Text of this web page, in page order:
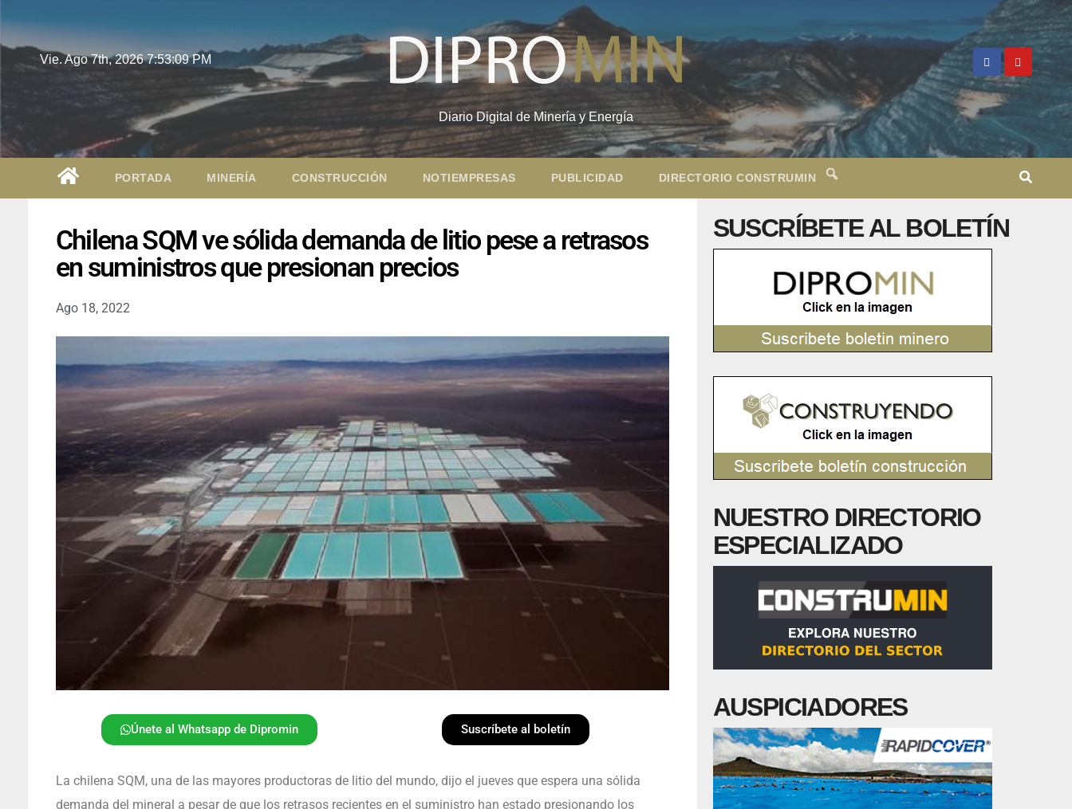
Vie. Ago 7th, 20267:53:10 PM
Diario Digital de Minería y Energía
PORTADA MINERÍA CONSTRUCCIÓN NOTIEMPRESAS PUBLICIDAD DIRECTORIO CONSTRUMIN
Chilena SQM ve sólida demanda de litio pese a retrasos
en suministros que presionan precios
Ago 18, 2022
Únete al Whatsapp de Dipromin Suscríbete al boletín
La chilena SQM, una de las mayores productoras de litio del mundo, dijo el jueves que espera una sólida
demanda del mineral a pesar de que los retrasos recientes en el suministro han estado presionando los
SUSCRÍBETE AL BOLETÍN
NUESTRO DIRECTORIO
ESPECIALIZADO
AUSPICIADORES